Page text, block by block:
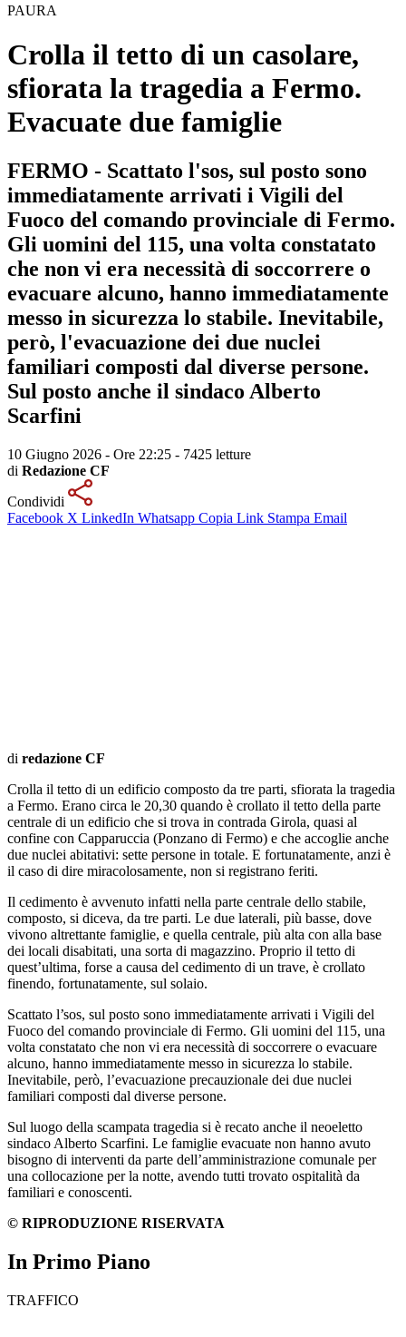
PAURA
Crolla il tetto di un casolare,
sfiorata la tragedia a Fermo.
Evacuate due famiglie
FERMO - Scattato l'sos, sul posto sono
immediatamente arrivati i Vigili del
Fuoco del comando provinciale di Fermo.
Gli uomini del 115, una volta constatato
che non vi era necessità di soccorrere o
evacuare alcuno, hanno immediatamente
messo in sicurezza lo stabile. Inevitabile,
però, l'evacuazione dei due nuclei
familiari composti dal diverse persone.
Sul posto anche il sindaco Alberto
Scarfini
10 Giugno 2026 - Ore 22:25 - 7425 letture
di Redazione CF
Condividi
Facebook X LinkedIn Whatsapp Copia Link Stampa Email
di redazione CF
Crolla il tetto di un edificio composto da tre parti, sfiorata la tragedia
a Fermo. Erano circa le 20,30 quando è crollato il tetto della parte
centrale di un edificio che si trova in contrada Girola, quasi al
confine con Capparuccia (Ponzano di Fermo) e che accoglie anche
due nuclei abitativi: sette persone in totale. E fortunatamente, anzi è
il caso di dire miracolosamente, non si registrano feriti.
Il cedimento è avvenuto infatti nella parte centrale dello stabile,
composto, si diceva, da tre parti. Le due laterali, più basse, dove
vivono altrettante famiglie, e quella centrale, più alta con alla base
dei locali disabitati, una sorta di magazzino. Proprio il tetto di
quest’ultima, forse a causa del cedimento di un trave, è crollato
finendo, fortunatamente, sul solaio.
Scattato l’sos, sul posto sono immediatamente arrivati i Vigili del
Fuoco del comando provinciale di Fermo. Gli uomini del 115, una
volta constatato che non vi era necessità di soccorrere o evacuare
alcuno, hanno immediatamente messo in sicurezza lo stabile.
Inevitabile, però, l’evacuazione precauzionale dei due nuclei
familiari composti dal diverse persone.
Sul luogo della scampata tragedia si è recato anche il neoeletto
sindaco Alberto Scarfini. Le famiglie evacuate non hanno avuto
bisogno di interventi da parte dell’amministrazione comunale per
una collocazione per la notte, avendo tutti trovato ospitalità da
familiari e conoscenti.
© RIPRODUZIONE RISERVATA
In Primo Piano
TRAFFICO